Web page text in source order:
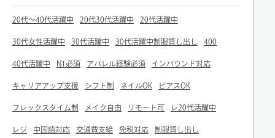
20代～40代活躍中 20代30代活躍中 20代活躍中
30代女性活躍中 30代活躍中 30代活躍中制服貸し出し 400
40代活躍中 N1必須 アパレル経験必須 インバウンド対応
キャリアアップ支援 シフト制 ネイルOK ピアスOK
フレックスタイム制 メイク自由 リモート可 レ20代活躍中
レジ 中国語対応 交通費支給 免税対応 制服貸し出し